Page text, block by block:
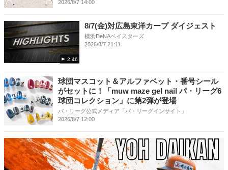
2026/8/7 14:00
2:46
8/7(金)対広島東洋カープ ダイジェスト
横浜DeNAベイスターズ
2026/8/7 21:11
球団マスコット＆アルファベット・番号シール
がセットに！「muw maze gel nail パ・リーグ6
球団コレクション」に第2弾が登場
パ・リーグ公式メディア「パ・リーグインサイト」
2026/8/7 12:00